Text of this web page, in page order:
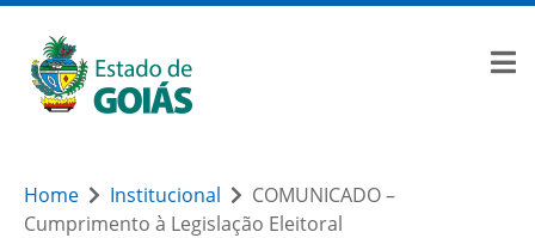
Home Institucional
COMUNICADO –
Cumprimento à Legislação Eleitoral